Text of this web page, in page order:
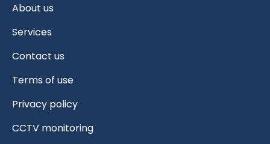
About us
Services
Contact us
Terms of use
Privacy policy
CCTV monitoring